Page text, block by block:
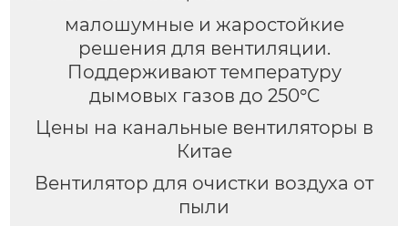
малошумные и жаростойкие
решения для вентиляции.
Поддерживают температуру
дымовых газов до 250°C
Цены на канальные вентиляторы в
Китае
Вентилятор для очистки воздуха от
пыли